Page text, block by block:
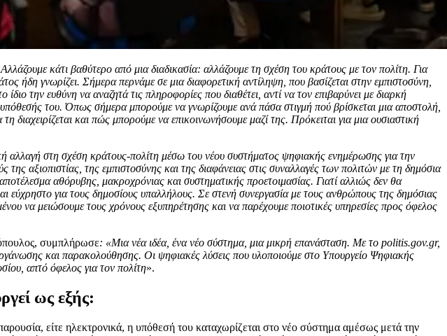
Αλλάζουμε κάτι βαθύτερο από μια διαδικασία: αλλάζουμε τη σχέση του κράτους με τον πολίτη. Για
ήδη γνωρίζει. Σήμερα περνάμε σε μια διαφορετική αντίληψη, που βασίζεται στην εμπιστοσύνη,
την ευθύνη να αναζητά τις πληροφορίες που διαθέτει, αντί να τον επιβαρύνει με διαρκή
του. Όπως σήμερα μπορούμε να γνωρίζουμε ανά πάσα στιγμή πού βρίσκεται μια αποστολή,
και πώς μπορούμε να επικοινωνήσουμε μαζί της. Πρόκειται για μια ουσιαστική
αλλαγή στη σχέση κράτους-πολίτη μέσω του νέου συστήματος ψηφιακής ενημέρωσης για την
αξιοπιστίας, της εμπιστοσύνης και της διαφάνειας στις συναλλαγές των πολιτών με τη δημόσια
αθόρυβης, μακροχρόνιας και συστηματικής προετοιμασίας. Γιατί αλλιώς δεν θα
εύχρηστο για τους δημοσίους υπαλλήλους. Σε στενή συνεργασία με τους ανθρώπους της δημόσιας
να μειώσουμε τους χρόνους εξυπηρέτησης και να παρέχουμε ποιοτικές υπηρεσίες προς όφελος
συμπλήρωσε: «Μια νέα ιδέα, ένα νέο σύστημα, μια μικρή επανάσταση. Με το politis.gov.gr,
και παρακολούθησης. Οι ψηφιακές λύσεις που υλοποιούμε στο Υπουργείο Ψηφιακής
απτό όφελος για τον πολίτη».
ως εξής:
είτε ηλεκτρονικά, η υπόθεσή του καταχωρίζεται στο νέο σύστημα αμέσως μετά την